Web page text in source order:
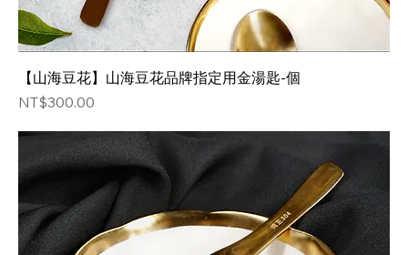
【山海豆花】山海豆花品牌指定用金湯匙-個
価格
NT$300.00